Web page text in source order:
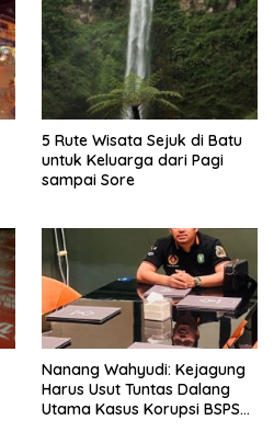
5 Rute Wisata Sejuk di Batu
untuk Keluarga dari Pagi
sampai Sore
Nanang Wahyudi: Kejagung
Harus Usut Tuntas Dalang
Utama Kasus Korupsi BSPS